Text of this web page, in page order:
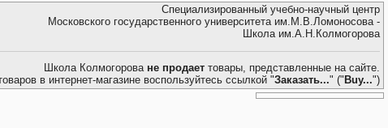
Специализированный учебно-научный центр
Московского государственного университета им.М.В.Ломоносова -
Школа им.А.Н.Колмогорова
Школа Колмогорова не продает товары, представленные на сайте.
в интернет-магазине воспользуйтесь ссылкой "Заказать..." (" Buy...")